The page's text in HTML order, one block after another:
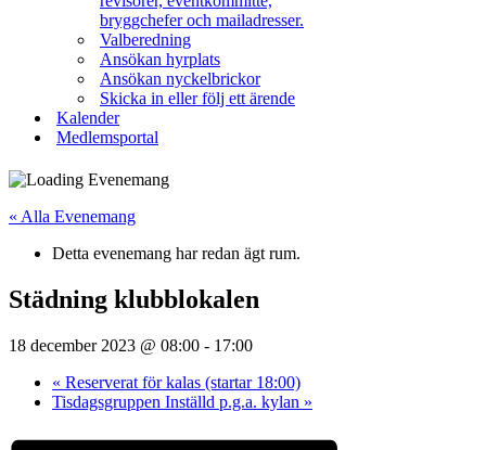
bryggchefer och mailadresser.
Valberedning
Ansökan hyrplats
Ansökan nyckelbrickor
Skicka in eller följ ett ärende
Kalender
Medlemsportal
« Alla Evenemang
Detta evenemang har redan ägt rum.
Städning klubblokalen
18 december 2023 @ 08:00 - 17:00
« Reserverat för kalas (startar 18:00)
Tisdagsgruppen Inställd p.g.a. kylan »